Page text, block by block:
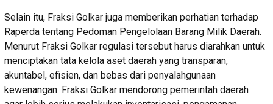
Selain itu, Fraksi Golkar juga memberikan perhatian terhadap
Raperda tentang Pedoman Pengelolaan Barang Milik Daerah.
Menurut Fraksi Golkar regulasi tersebut harus diarahkan untuk
menciptakan tata kelola aset daerah yang transparan,
akuntabel, efisien, dan bebas dari penyalahgunaan
kewenangan. Fraksi Golkar mendorong pemerintah daerah